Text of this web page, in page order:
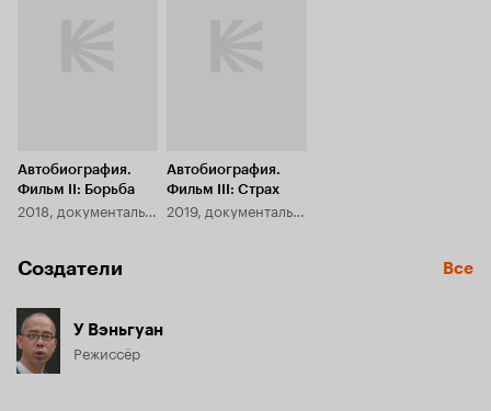
Автобиография.
Фильм II: Борьба
2018, документальный
Автобиография.
Фильм III: Страх
2019, документальный
Создатели Все
У Вэньгуан
Режиссёр